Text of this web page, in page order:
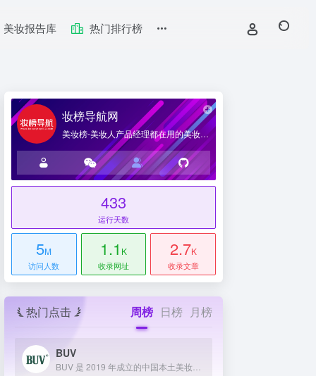
美妆报告库 热门排行榜
妆榜导航网
美妆榜-美妆人产品经理都在用的美妆产业导航网站
433
运行天数
5M
访问人数
1.1 K
收录网址
2.7K
收录文章
热门点击 周榜 日榜 月榜
BUV